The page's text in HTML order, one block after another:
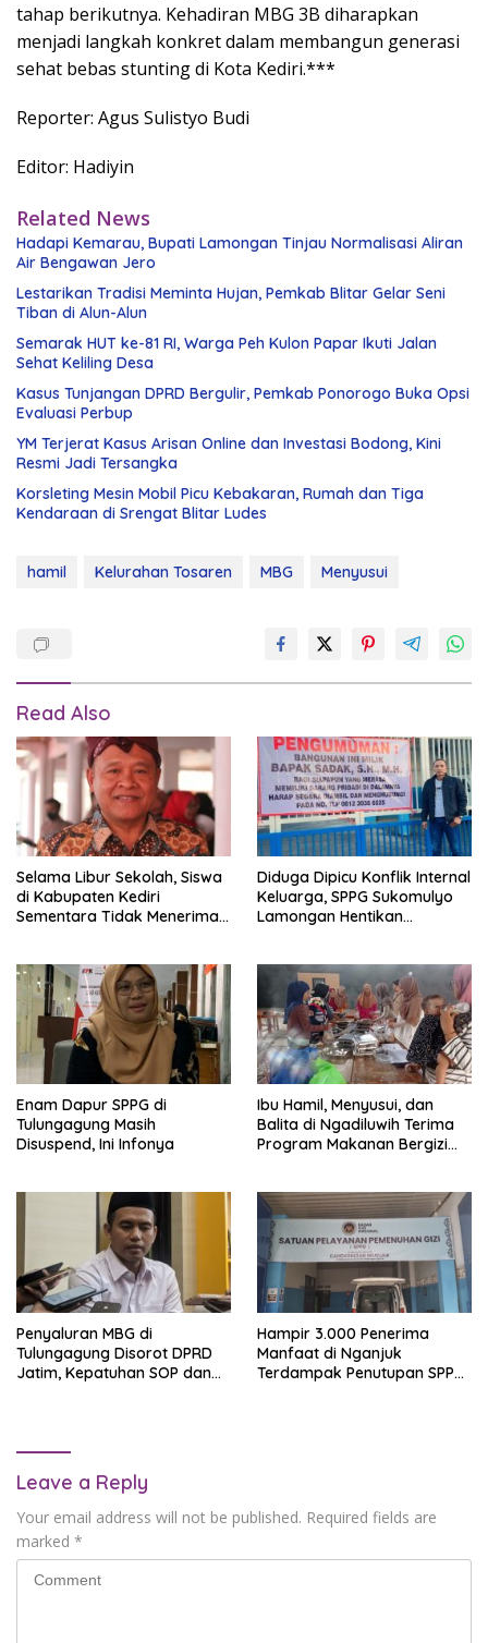
tahap berikutnya. Kehadiran MBG 3B diharapkan
menjadi langkah konkret dalam membangun generasi
sehat bebas stunting di Kota Kediri.***
Reporter: Agus Sulistyo Budi
Editor: Hadiyin
Related News
Hadapi Kemarau, Bupati Lamongan Tinjau Normalisasi Aliran
Air Bengawan Jero
Lestarikan Tradisi Meminta Hujan, Pemkab Blitar Gelar Seni
Tiban di Alun-Alun
Semarak HUT ke-81 RI, Warga Peh Kulon Papar Ikuti Jalan
Sehat Keliling Desa
Kasus Tunjangan DPRD Bergulir, Pemkab Ponorogo Buka Opsi
Evaluasi Perbup
YM Terjerat Kasus Arisan Online dan Investasi Bodong, Kini
Resmi Jadi Tersangka
Korsleting Mesin Mobil Picu Kebakaran, Rumah dan Tiga
Kendaraan di Srengat Blitar Ludes
hamil Kelurahan Tosaren MBG Menyusui
Read Also
Selama Libur Sekolah, Siswa
di Kabupaten Kediri
Sementara Tidak Menerima
Diduga Dipicu Konflik Internal
Keluarga, SPPG Sukomulyo
Lamongan Hentikan
Enam Dapur SPPG di
Tulungagung Masih
Disuspend, Ini Infonya
Ibu Hamil, Menyusui, dan
Balita di Ngadiluwih Terima
Program Makanan Bergizi
Penyaluran MBG di
Tulungagung Disorot DPRD
Jatim, Kepatuhan SOP dan
Hampir 3.000 Penerima
Manfaat di Nganjuk
Terdampak Penutupan SPPG
Leave a Reply
Your email address will not be published. Required fields are
marked *